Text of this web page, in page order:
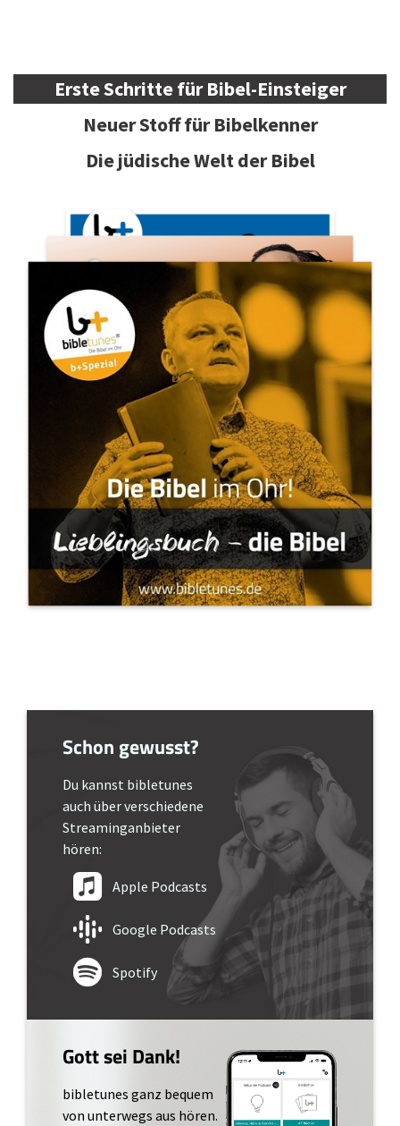
Erste Schritte für Bibel-Einsteiger
Neuer Stoff für Bibelkenner
Die jüdische Welt der Bibel
Schon gewusst?
Du kannst bibletunes
auch über verschiedene
Streaminganbieter
hören:
Apple Podcasts
Google Podcasts
Spotify
Gott sei Dank!
bibletunes ganz bequem
von unterwegs aus hören.